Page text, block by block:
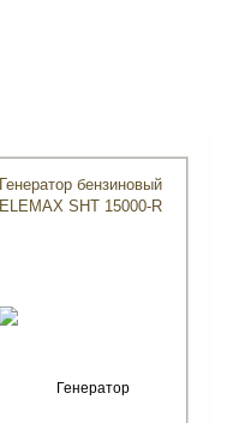
Генератор бензиновый
ELEMAX SHT 15000-R